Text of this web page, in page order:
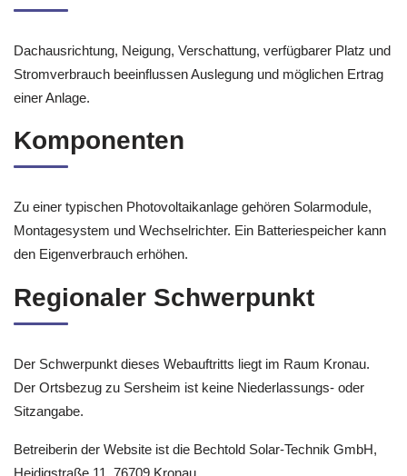
Dachausrichtung, Neigung, Verschattung, verfügbarer Platz und
Stromverbrauch beeinflussen Auslegung und möglichen Ertrag
einer Anlage.
Komponenten
Zu einer typischen Photovoltaikanlage gehören Solarmodule,
Montagesystem und Wechselrichter. Ein Batteriespeicher kann
den Eigenverbrauch erhöhen.
Regionaler Schwerpunkt
Der Schwerpunkt dieses Webauftritts liegt im Raum Kronau.
Der Ortsbezug zu Sersheim ist keine Niederlassungs- oder
Sitzangabe.
Betreiberin der Website ist die Bechtold Solar-Technik GmbH,
Heidigstraße 11, 76709 Kronau.